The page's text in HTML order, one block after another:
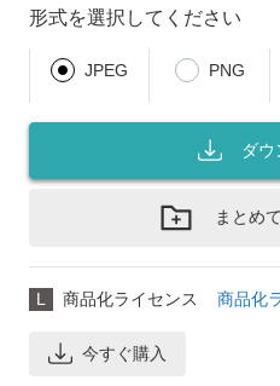
形式を選択してください
JPEG PNG
ダウ
まとめ
L 商品化ライセンス 商品化
今すぐ購入